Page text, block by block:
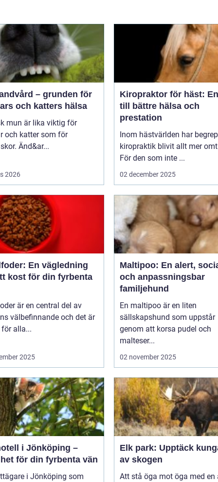
– grunden för
och katters hälsa
mun är lika viktig för
och katter som för
Änd&ar...
2026
Kiropraktor för häst:
till bättre hälsa och
prestation
Inom hästvärlden har
kiropraktik blivit allt mer
För den som inte ...
02 december 2025
En vägledning
kost för din fyrbenta
är en central del av
välbefinnande och det är
alla...
2025
Maltipoo: En alert,
och anpassningsbar
familjehund
En maltipoo är en liten
sällskapshund som uppstår
genom att korsa pudel och
malteser...
02 november 2025
i Jönköping –
för din fyrbenta vän
i Jönköping som
Elk park: Upptäck
av skogen
Att stå öga mot öga med en